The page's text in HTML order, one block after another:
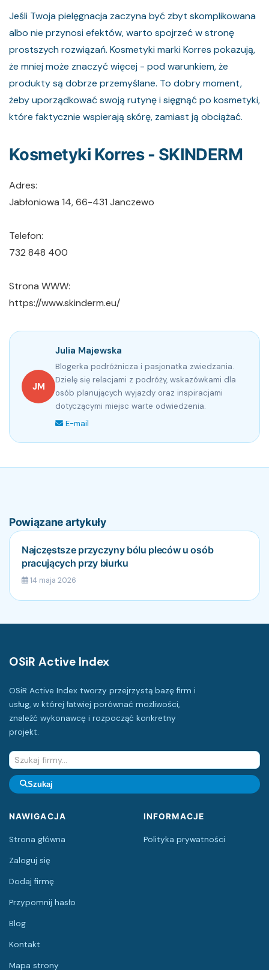
Jeśli Twoja pielęgnacja zaczyna być zbyt skomplikowana
albo nie przynosi efektów, warto spojrzeć w stronę
prostszych rozwiązań. Kosmetyki marki Korres pokazują,
że mniej może znaczyć więcej - pod warunkiem, że
produkty są dobrze przemyślane. To dobry moment,
żeby uporządkować swoją rutynę i sięgnąć po kosmetyki,
które faktycznie wspierają skórę, zamiast ją obciążać.
Kosmetyki Korres - SKINDERM
Adres:
Jabłoniowa 14, 66-431 Janczewo
Telefon:
732 848 400
Strona WWW:
https://www.skinderm.eu/
JM
Julia Majewska
Blogerka podróżnicza i pasjonatka zwiedzania.
Dzielę się relacjami z podróży, wskazówkami dla
osób planujących wyjazdy oraz inspiracjami
dotyczącymi miejsc warte odwiedzenia.
E-mail
Powiązane artykuły
Najczęstsze przyczyny bólu pleców u osób
pracujących przy biurku
14 maja 2026
OSiR Active Index
OSiR Active Index tworzy przejrzystą bazę firm i
usług, w której łatwiej porównać możliwości,
znaleźć wykonawcę i rozpocząć konkretny
projekt.
Szukaj
NAWIGACJA
Strona główna
Zaloguj się
Dodaj firmę
Przypomnij hasło
Blog
Kontakt
Mapa strony
INFORMACJE
Polityka prywatności